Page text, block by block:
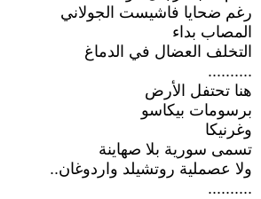
رغم ضحايا فاشيست الجولاني
المصاب بداء
التخلف العضال في الدماغ
..........
هنا تحتفل الأرض
برسومات بيكاسو
وغرنيكا
تسمى سورية بلا صهاينة
ولا عصملية روتشيلد واردوغان..
..........